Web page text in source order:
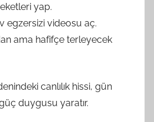
yap.
egzersizi videosu aç.
ama hafifçe terleyecek
canlılık hissi, gün
duygusu yaratır.